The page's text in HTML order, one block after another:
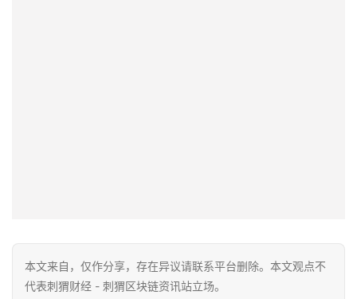
本文来自 ，仅作分享，存在异议请联系平台删除。本文观点不
代表刺猬财经 - 刺猬区块链资讯站立场。